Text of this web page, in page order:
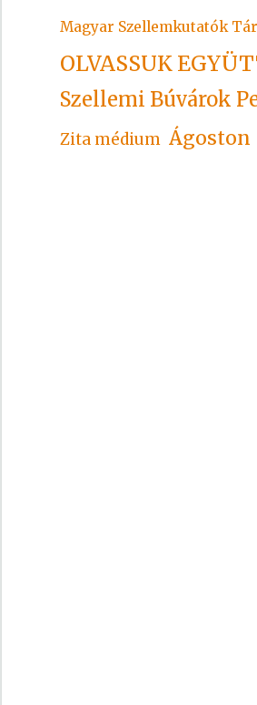
Magyar Szellemkutatók
OLVASSUK
Szellemi Búvárok
Zita médium Ágoston